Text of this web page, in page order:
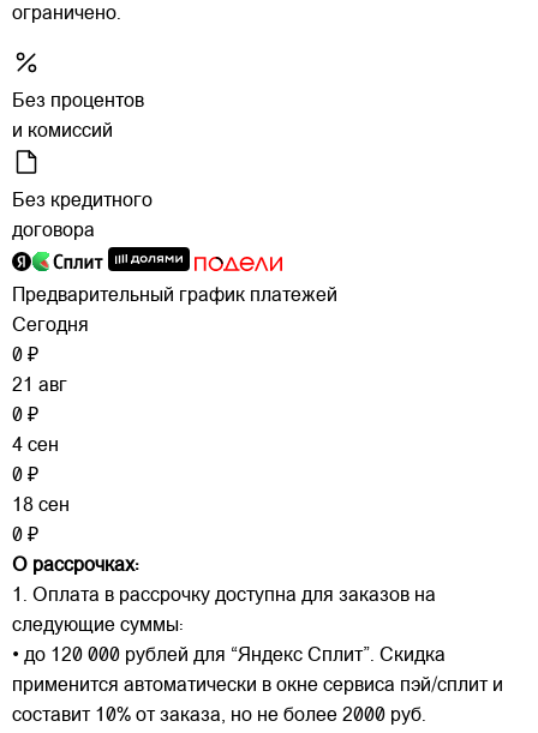
ограничено.
Без процентов
и комиссий
Без кредитного
договора
Предварительный график платежей
Сегодня
0 ₽
21 авг
0 ₽
4 сен
0 ₽
18 сен
0 ₽
О рассрочках:
1. Оплата в рассрочку доступна для заказов на
следующие суммы:
• до 120 000 рублей для “Яндекс Сплит”. Скидка
применится автоматически в окне сервиса пэй/сплит и
составит 10% от заказа, но не более 2000 руб.